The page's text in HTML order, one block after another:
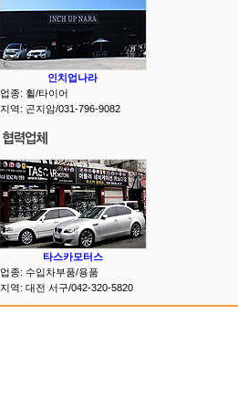
인치업나라
업종: 휠/타이어
지역: 곤지암/031-796-9082
타스카모터스
업종: 수입차부품/용품
지역: 대전 서구/042-320-5820